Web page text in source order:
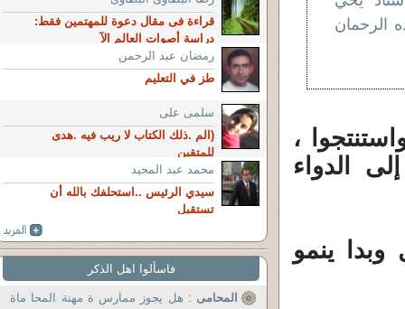
الرحمان
،
الدواء
ينمو
قراءة فى مقال دعوة للمهتمين فقط:
دراسة أصوات العالم الآ
رمضان عبد الرحمن
طز في التعليم
سلمى على
(الم .ذلك الكتاب لا ريب فيه .هدى
للمتقين
محمد عبد المجيد
سيدي الرئيس ..استحلفك بالله أن
تستقيل
فاسألوا اهل الذكر
المحامى : هل يجوز ممارس ة مهنة المحا ماة